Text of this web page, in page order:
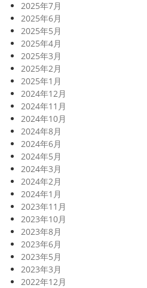
2025年7月
2025年6月
2025年5月
2025年4月
2025年3月
2025年2月
2025年1月
2024年12月
2024年11月
2024年10月
2024年8月
2024年6月
2024年5月
2024年3月
2024年2月
2024年1月
2023年11月
2023年10月
2023年8月
2023年6月
2023年5月
2023年3月
2022年12月